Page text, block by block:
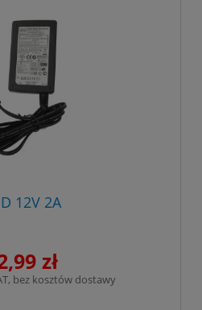
12V 2A
zł
bez kosztów dostawy